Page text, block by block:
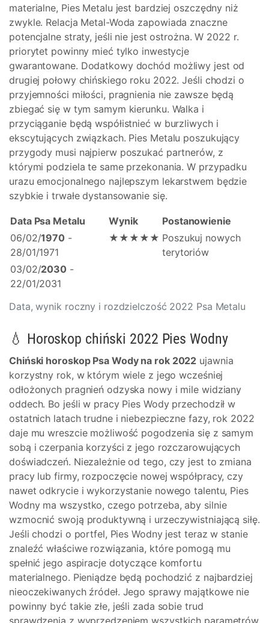
materialne, Pies Metalu jest bardziej oszczędny niż
zwykle. Relacja Metal-Woda zapowiada znaczne
potencjalne straty, jeśli nie jest ostrożna. W 2022 r.
priorytet powinny mieć tylko inwestycje
gwarantowane. Dodatkowy dochód możliwy jest od
drugiej połowy chińskiego roku 2022. Jeśli chodzi o
przyjemności miłości, pragnienia nie zawsze będą
zbiegać się w tym samym kierunku. Walka i
przyciąganie będą współistnieć w burzliwych i
ekscytujących związkach. Pies Metalu poszukujący
przygody musi najpierw poszukać partnerów, z
którymi podziela te same przekonania. W przypadku
urazu emocjonalnego najlepszym lekarstwem będzie
szybkie i trwałe dystansowanie się.
Data, wynik roczny i rozdzielczość 2022 Psa Metalu
Data Psa Metalu Wynik
Postanowienie
06/02/1970 -
28/01/1971
★★★★★ Poszukuj nowych
terytoriów
03/02/2030 -
22/01/2031
💧 Horoskop chiński 2022 Pies Wodny
Chiński horoskop Psa Wody na rok 2022 ujawnia
korzystny rok, w którym wiele z jego wcześniej
odłożonych pragnień odzyska nowy i mile widziany
oddech. Bo jeśli w pracy Pies Wody przechodził w
ostatnich latach trudne i niebezpieczne fazy, rok 2022
daje mu wreszcie możliwość pogodzenia się z samym
sobą i czerpania korzyści z jego rozczarowujących
doświadczeń. Niezależnie od tego, czy jest to zmiana
pracy lub firmy, rozpoczęcie nowej współpracy, czy
nawet odkrycie i wykorzystanie nowego talentu, Pies
Wodny ma wszystko, czego potrzeba, aby silnie
wzmocnić swoją produktywną i urzeczywistniającą siłę.
Jeśli chodzi o portfel, Pies Wodny jest teraz w stanie
znaleźć właściwe rozwiązania, które pomogą mu
spełnić jego aspiracje dotyczące komfortu
materialnego. Pieniądze będą pochodzić z najbardziej
nieoczekiwanych źródeł. Jego sprawy majątkowe nie
powinny być takie złe, jeśli zada sobie trud
sprawdzenia z wyprzedzeniem wszystkich parametrów